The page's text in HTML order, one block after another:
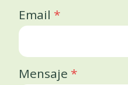
Email *
Mensaje *